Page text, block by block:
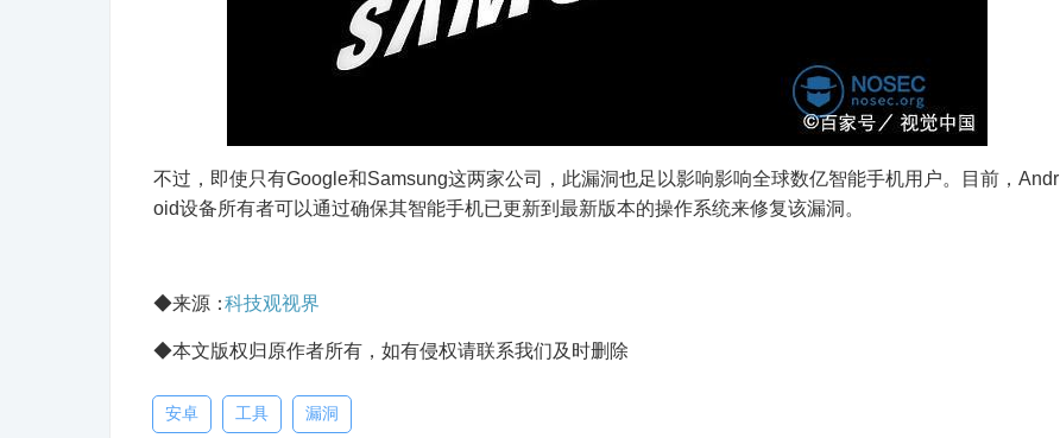
不过，即使只有Google和Samsung这两家公司，此漏洞也足以影响影响全球数亿智能手机用户。目前，Andr
oid设备所有者可以通过确保其智能手机已更新到最新版本的操作系统来修复该漏洞。
◆来源：科技观视界
◆本文版权归原作者所有，如有侵权请联系我们及时删除
安卓 工具 漏洞